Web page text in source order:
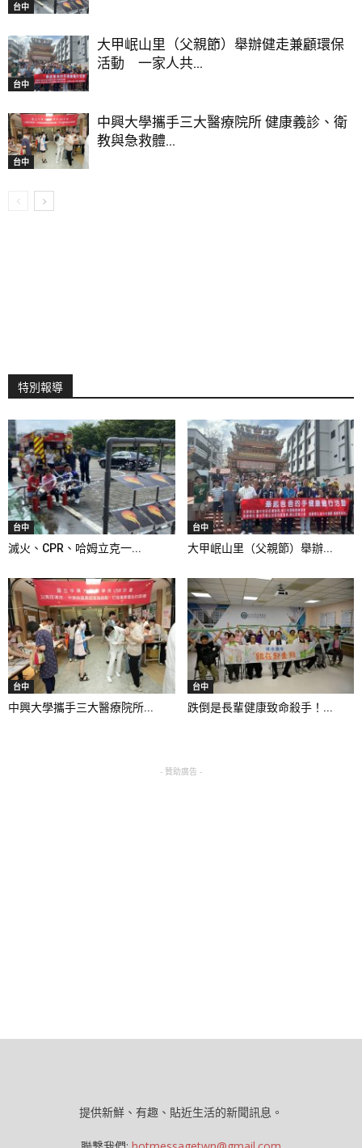
台中
台中
大甲岷山里（父親節）舉辦健走兼顧環保
活動 一家人共...
台中
中興大學攜手三大醫療院所 健康義診、衛
教與急救體...
特別報導
台中
滅火、CPR、哈姆立克一...
台中
大甲岷山里（父親節）舉辦...
台中
中興大學攜手三大醫療院所...
台中
跌倒是長輩健康致命殺手！...
- 贊助廣告 -
提供新鮮、有趣、貼近生活的新聞訊息。